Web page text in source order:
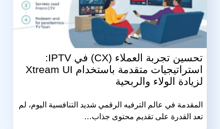
تحسين تجربة العملاء (CX) في IPTV:
استراتيجيات متقدمة باستخدام Xtream UI
لزيادة الولاء والربحية
المقدمة في عالم الترفيه الرقمي شديد التنافسية اليوم، لم
تعد القدرة على تقديم محتوى جذاب…